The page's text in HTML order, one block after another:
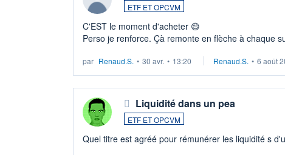
ETF ET OPCVM
C'EST le moment d'acheter 😄​
Perso je renforce. Çà remonte en flèche à chaque
par Renaud.S. • 30 avr. • 13:20 Renaud.S. • 6 août
Liquidité dans un pea
ETF ET OPCVM
Quel titre est agréé pour rémunérer les liquidité s